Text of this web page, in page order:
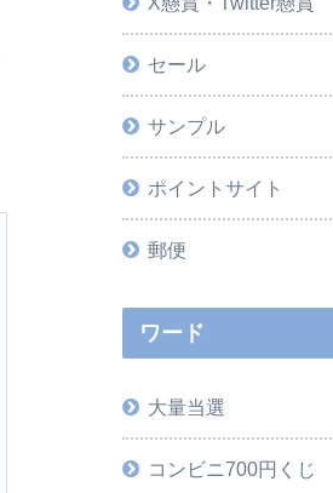
セール
サンプル
ポイントサイト
郵便
ワード
大量当選
コンビニ700円くじ